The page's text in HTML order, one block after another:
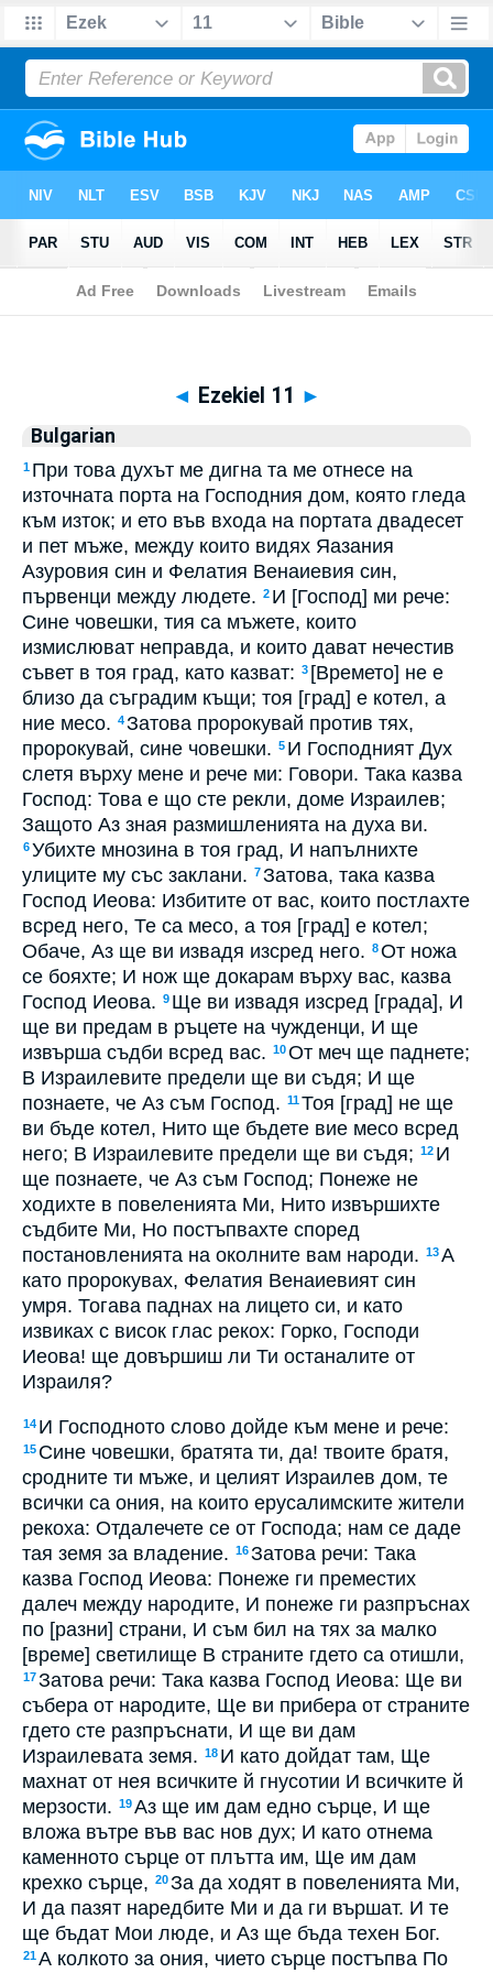
Biblia>Bulgarian > Ezekiel 11
◄ Ezekiel 11 ►
Bulgarian
1 При това духът ме дигна та ме отнесе на
източната порта на Господния дом, която гледа
към изток; и ето във входа на портата двадесет
и пет мъже, между които видях Яазания
Азуровия син и Фелатия Венаиевия син,
първенци между людете. 2 И [Господ] ми рече:
Сине човешки, тия са мъжете, които
измислюват неправда, и които дават нечестив
съвет в тоя град, като казват: 3 [Времето] не е
близо да съградим къщи; тоя [град] е котел, а
ние месо. 4Затова пророкувай против тях,
пророкувай, сине човешки. 5 И Господният Дух
слетя върху мене и рече ми: Говори. Така казва
Господ: Това е що сте рекли, доме Израилев;
Защото Аз зная размишленията на духа ви.
6Убихте мнозина в тоя град, И напълнихте
улиците му със заклани. 7Затова, така казва
Господ Иеова: Избитите от вас, които постлахте
всред него, Те са месо, а тоя [град] е котел;
Обаче, Аз ще ви извадя изсред него. 8От ножа
се бояхте; И нож ще докарам върху вас, казва
Господ Иеова. 9 Ще ви извадя изсред [града], И
ще ви предам в ръцете на чужденци, И ще
извърша съдби всред вас. 10От меч ще паднете;
В Израилевите предели ще ви съдя; И ще
познаете, че Аз съм Господ. 11Тоя [град] не ще
ви бъде котел, Нито ще бъдете вие месо всред
него; В Израилевите предели ще ви съдя; 12 И
ще познаете, че Аз съм Господ; Понеже не
ходихте в повеленията Ми, Нито извършихте
съдбите Ми, Но постъпвахте според
постановленията на околните вам народи. 13А
като пророкувах, Фелатия Венаиевият син
умря. Тогава паднах на лицето си, и като
извиках с висок глас рекох: Горко, Господи
Иеова! ще довършиш ли Ти останалите от
Израиля?
14 И Господното слово дойде към мене и рече:
15 Сине човешки, братята ти, да! твоите братя,
сродните ти мъже, и целият Израилев дом, те
всички са ония, на които ерусалимските жители
рекоха: Отдалечете се от Господа; нам се даде
тая земя за владение. 16Затова речи: Така
казва Господ Иеова: Понеже ги преместих
далеч между народите, И понеже ги разпръснах
по [разни] страни, И съм бил на тях за малко
[време] светилище В страните гдето са отишли,
17Затова речи: Така казва Господ Иеова: Ще ви
събера от народите, Ще ви прибера от страните
гдето сте разпръснати, И ще ви дам
Израилевата земя. 18 И като дойдат там, Ще
махнат от нея всичките й гнусотии И всичките й
мерзости. 19Аз ще им дам едно сърце, И ще
вложа вътре във вас нов дух; И като отнема
каменното сърце от плътта им, Ще им дам
крехко сърце, 20За да ходят в повеленията Ми,
И да пазят наредбите Ми и да ги вършат. И те
ще бъдат Мои люде, и Аз ще бъда техен Бог.
21А колкото за ония, чието сърце постъпва По